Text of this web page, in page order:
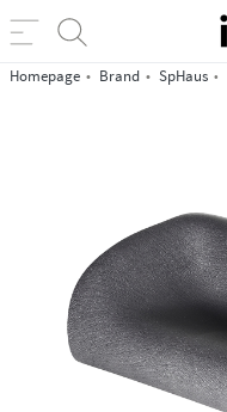
Homepage Brand SpHaus